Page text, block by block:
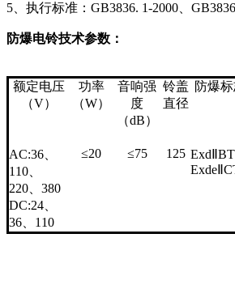
5、执行标准：GB3836. 1-2000、
防爆电铃技术参数：
额定电压
（V）
功率
（W）
音响强
度
（dB）
铃盖
直径
防爆
AC:36、
110、
220、380
≤20 ≤75 125
DC:24、
36、110